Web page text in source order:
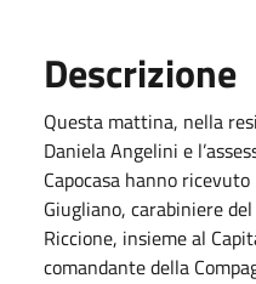
Descrizione
Questa mattina, nella
Daniela Angelini e
Capocasa hanno
Giugliano, carabiniere
Riccione, insieme al
comandante della